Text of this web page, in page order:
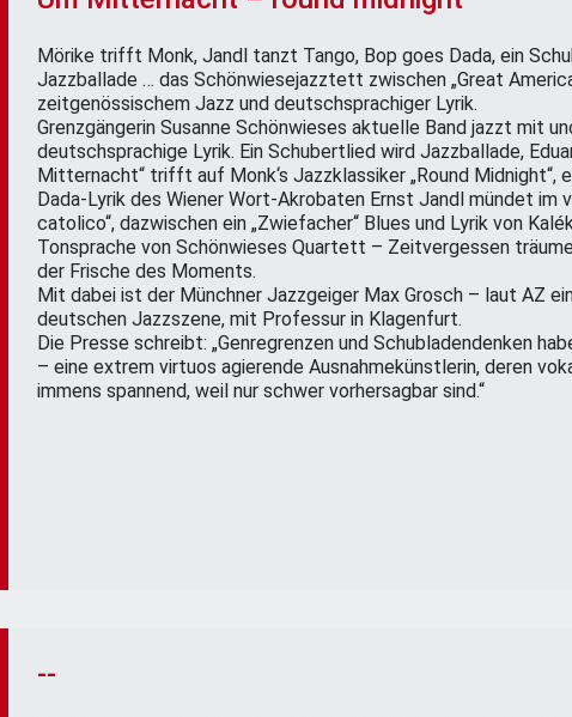
Mörike trifft Monk, Jandl tanzt Tango, Bop goes Dada, ein
Jazzballade … das Schönwiesejazztett zwischen „Great
zeitgenössischem Jazz und deutschsprachiger Lyrik.
Grenzgängerin Susanne Schönwieses aktuelle Band jazzt mit
deutschsprachige Lyrik. Ein Schubertlied wird Jazzballade,
Mitternacht“ trifft auf Monk‘s Jazzklassiker „Round Midnight“,
Dada-Lyrik des Wiener Wort-Akrobaten Ernst Jandl mündet im
catolico“, dazwischen ein „Zwiefacher“ Blues und Lyrik von
Tonsprache von Schönwieses Quartett – Zeitvergessen
der Frische des Moments.
Mit dabei ist der Münchner Jazzgeiger Max Grosch – laut AZ
deutschen Jazzszene, mit Professur in Klagenfurt.
Die Presse schreibt: „Genregrenzen und Schubladendenken
– eine extrem virtuos agierende Ausnahmekünstlerin, deren
immens spannend, weil nur schwer vorhersagbar sind.“
--